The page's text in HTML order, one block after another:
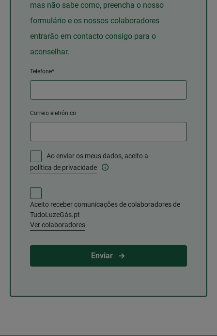
mas não sabe como, preencha o nosso
formulário e os nossos colaboradores
entrarão em contacto consigo para o
aconselhar.
Telefone*
Correio eletrónico
Ao enviar os meus dados, aceito a
política de privacidade
Aceito receber comunicações de colaboradores de
TudoLuzeGás.pt
Ver colaboradores
Enviar